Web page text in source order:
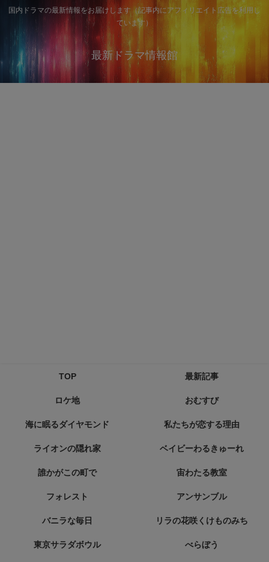
国内ドラマの最新情報をお届けします（記事内にアフィリエイト広告を利用し
ています）
最新ドラマ情報館
TOP 最新記事
ロケ地 おむすび
海に眠るダイヤモンド 私たちが恋する理由
ライオンの隠れ家 ベイビーわるきゅーれ
誰かがこの町で 宙わたる教室
フォレスト アンサンブル
バニラな毎日 リラの花咲くけものみち
東京サラダボウル べらぼう